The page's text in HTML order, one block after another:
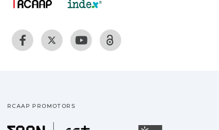
RCAAP PROMOTORS
Fundação para a